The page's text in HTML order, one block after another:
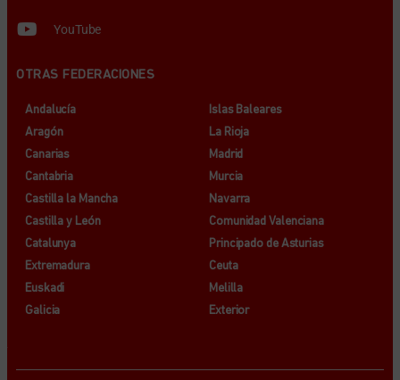
YouTube
OTRAS FEDERACIONES
Andalucía
Aragón
Canarias
Cantabria
Castilla la Mancha
Castilla y León
Catalunya
Extremadura
Euskadi
Galicia
Islas Baleares
La Rioja
Madrid
Murcia
Navarra
Comunidad Valenciana
Principado de Asturias
Ceuta
Melilla
Exterior